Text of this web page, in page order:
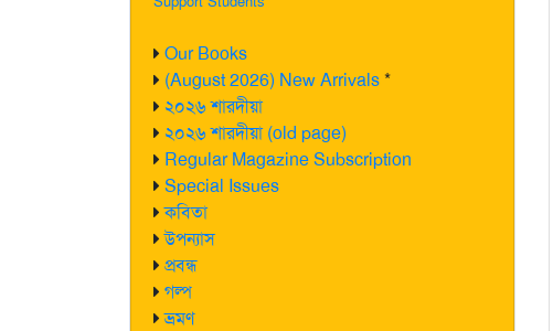
Our Books
(August 2026) New Arrivals*
২০২৬ শারদীয়া
২০২৬ শারদীয়া (old page)
Regular Magazine Subscription
Special Issues
কবিতা
উপন্যাস
প্রবন্ধ
গল্প
ভ্রমণ